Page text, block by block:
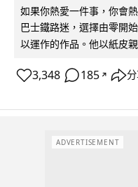
如果你熱愛一件事，你會
巴士鐵路迷，選擇由零開
以運作的作品。他以紙皮
3,348 185 ↗
ADVERTISEMENT